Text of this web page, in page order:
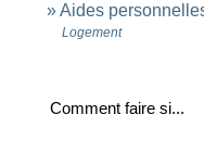
Aides
Logement
Comment faire si...